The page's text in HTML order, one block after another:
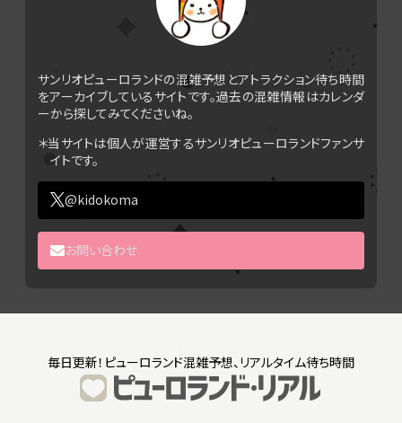
サンリオピューロランドの混雑予想とアトラクション待ち時間
をアーカイブしているサイトです。過去の混雑情報はカレンダ
ーから探してみてくださいね。
＊当サイトは個人が運営するサンリオピューロランドファンサ
イトです。
@kidokoma
お問い合わせ
毎日更新！ピューロランド混雑予想、リアルタイム待ち時間